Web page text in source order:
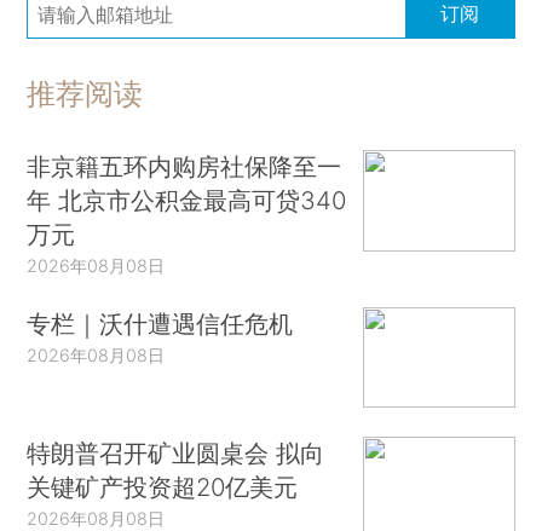
订阅
推荐阅读
非京籍五环内购房社保降至一
年 北京市公积金最高可贷340
万元
2026年08月08日
专栏｜沃什遭遇信任危机
2026年08月08日
特朗普召开矿业圆桌会 拟向
关键矿产投资超20亿美元
2026年08月08日